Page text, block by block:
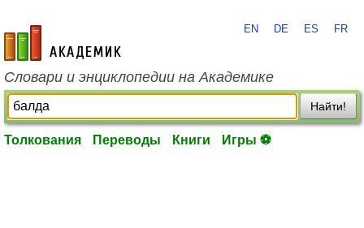
academic.ru
EN DE ES FR
Словари и энциклопедии на Академике
Найти!
Толкования Переводы Книги Игры ⚽